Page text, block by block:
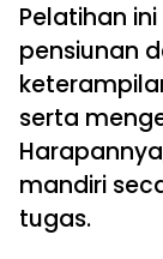
Pelatihan
pensiunan
serta
mandiri
tugas.